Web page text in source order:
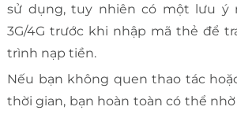
sử dụng, tuy nhiên có một lưu ý
3G/4G trước khi nhập mã thẻ để
trình nạp tiền.
Nếu bạn không quen thao tác
thời gian, bạn hoàn toàn có thể